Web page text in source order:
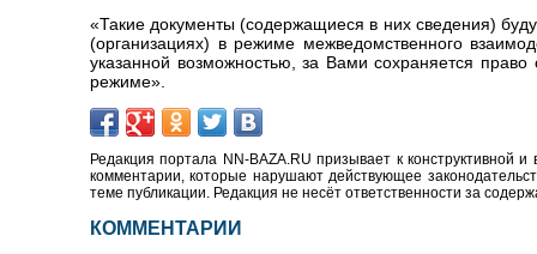
«Такие документы (содержащиеся в них сведения)
(организациях) в режиме межведомственного
указанной возможностью, за Вами сохраняется
режиме».
Редакция портала NN-BAZA.RU призывает к конструктивной
комментарии, которые нарушают действующее
теме публикации. Редакция не несёт ответственности за
КОММЕНТАРИИ